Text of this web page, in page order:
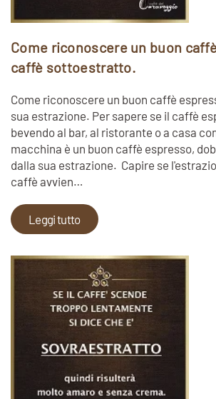
Come riconoscere un buon
caffè sottoestratto.
Come riconoscere un buon caffè
sua estrazione. Per sapere se il caffè
bevendo al bar, al ristorante o a casa
macchina è un buon caffè espresso,
dalla sua estrazione. Capire se
caffè avvien…
Leggi tutto